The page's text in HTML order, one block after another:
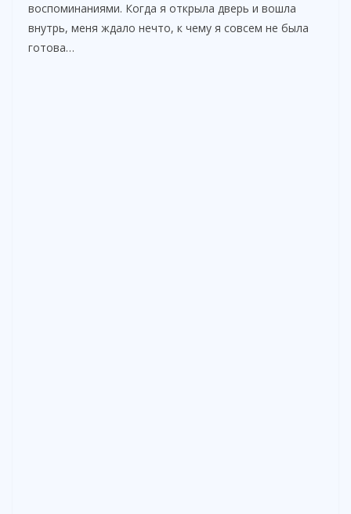
воспоминаниями. Когда я открыла дверь и вошла
внутрь, меня ждало нечто, к чему я совсем не была
готова…